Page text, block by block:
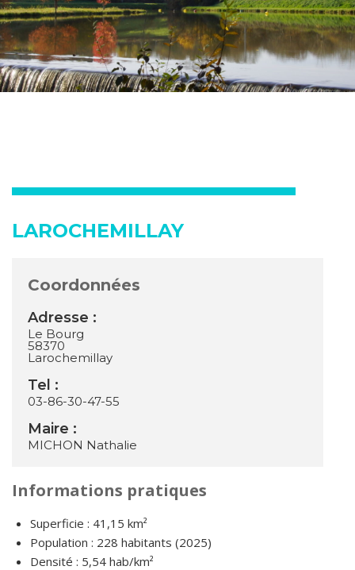
LAROCHEMILLAY
Coordonnées
Adresse :
Le Bourg
58370
Larochemillay
Tel :
03-86-30-47-55
Maire :
MICHON Nathalie
Informations pratiques
Superficie : 41,15 km²
Population : 228 habitants (2025)
Densité : 5,54 hab/km²